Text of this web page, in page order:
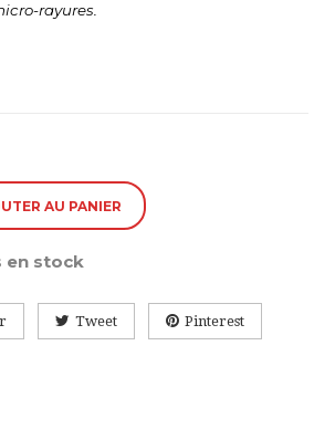
rayures.
AU PANIER
en stock
Tweet Pinterest